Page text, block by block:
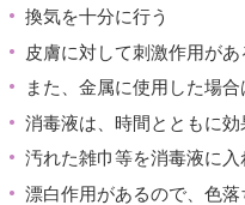
換気を十分に行う
皮膚に対して刺激作用が
また、金属に使用した場
消毒液は、時間とともに
汚れた雑巾等を消毒液に
漂白作用があるので、色